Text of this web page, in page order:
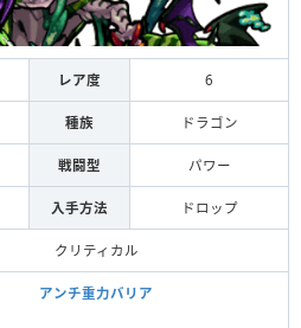
レア度 6
種族 ドラゴン
戦闘型 パワー
入手方法 ドロップ
クリティカル
アンチ重力バリア